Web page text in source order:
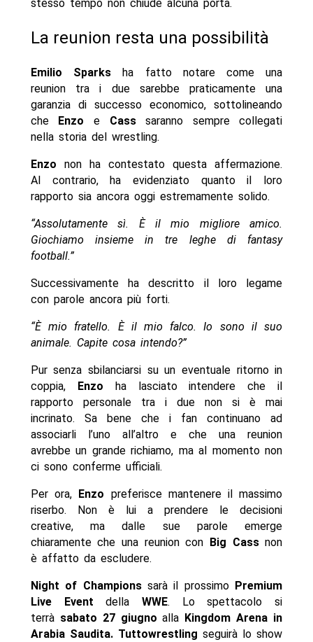
stesso tempo non chiude alcuna porta.
La reunion resta una possibilità
Emilio Sparks ha fatto notare come una
reunion tra i due sarebbe praticamente una
garanzia di successo economico, sottolineando
che Enzo e Casssaranno sempre collegati
nella storia del wrestling.
Enzo non ha contestato questa affermazione.
Al contrario, ha evidenziato quanto il loro
rapporto sia ancora oggi estremamente solido.
“Assolutamente sì. È il mio migliore amico.
Giochiamo insieme in tre leghe di fantasy
football.”
Successivamente ha descritto il loro legame
con parole ancora più forti.
“È mio fratello. È il mio falco. Io sono il suo
animale. Capite cosa intendo?”
Pur senza sbilanciarsi su un eventuale ritorno in
coppia, Enzo ha lasciato intendere che il
rapporto personale tra i due non si è mai
incrinato. Sa bene che i fan continuano ad
associarli l’uno all’altro e che una reunion
avrebbe un grande richiamo, ma al momento non
ci sono conferme ufficiali.
Per ora, Enzo preferisce mantenere il massimo
riserbo. Non è lui a prendere le decisioni
creative, ma dalle sue parole emerge
chiaramente che una reunion con Big Cassnon
è affatto da escludere.
Night of Champions sarà il prossimoPremium
Live Event della WWE. Lo spettacolo si
terrà sabato 27 giugno alla Kingdom Arena in
Arabia Saudita. Tuttowrestlingseguirà lo show